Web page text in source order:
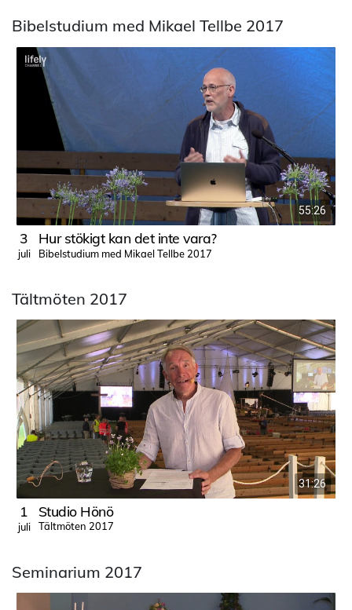
Bibelstudium med Mikael Tellbe 2017
55:26
3
juli
Hur stökigt kan det inte vara?
Bibelstudium med Mikael Tellbe 2017
Tältmöten 2017
31:26
1
juli
Studio Hönö
Tältmöten 2017
Seminarium 2017